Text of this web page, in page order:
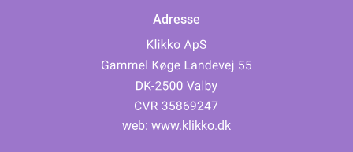
Adresse
web: www.klikko.dk